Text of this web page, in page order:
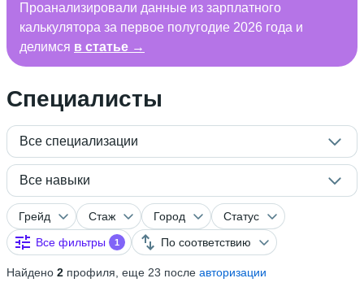
Проанализировали данные из зарплатного
калькулятора за первое полугодие 2026 года и
делимся в статье →
Специалисты
Все специализации
Все навыки
Грейд Стаж Город
Статус
Все фильтры
1 По соответствию
Найдено 2 профиля, еще 23 после авторизации